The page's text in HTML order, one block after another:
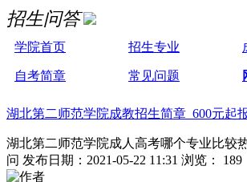
招生问答
学院首页 招生专业
自考简章 常见问题
湖北第二师范学院成教招生简章 600元起
湖北第二师范学院成人高考哪个专业比较
问 发布日期：2021-05-22 11:31 浏览： 189